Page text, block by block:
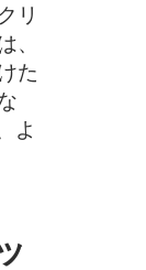
リ
、
た
よ